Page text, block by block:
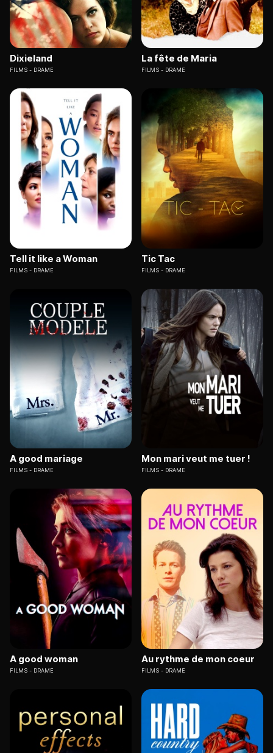
Dixieland
FILMS DRAME
La fête de Maria
FILMS DRAME
Tell it like a Woman
FILMS DRAME
Tic Tac
FILMS DRAME
A good mariage
FILMS DRAME
Mon mari veut me tuer !
FILMS DRAME
A good woman
FILMS DRAME
Au rythme de mon coeur
FILMS DRAME